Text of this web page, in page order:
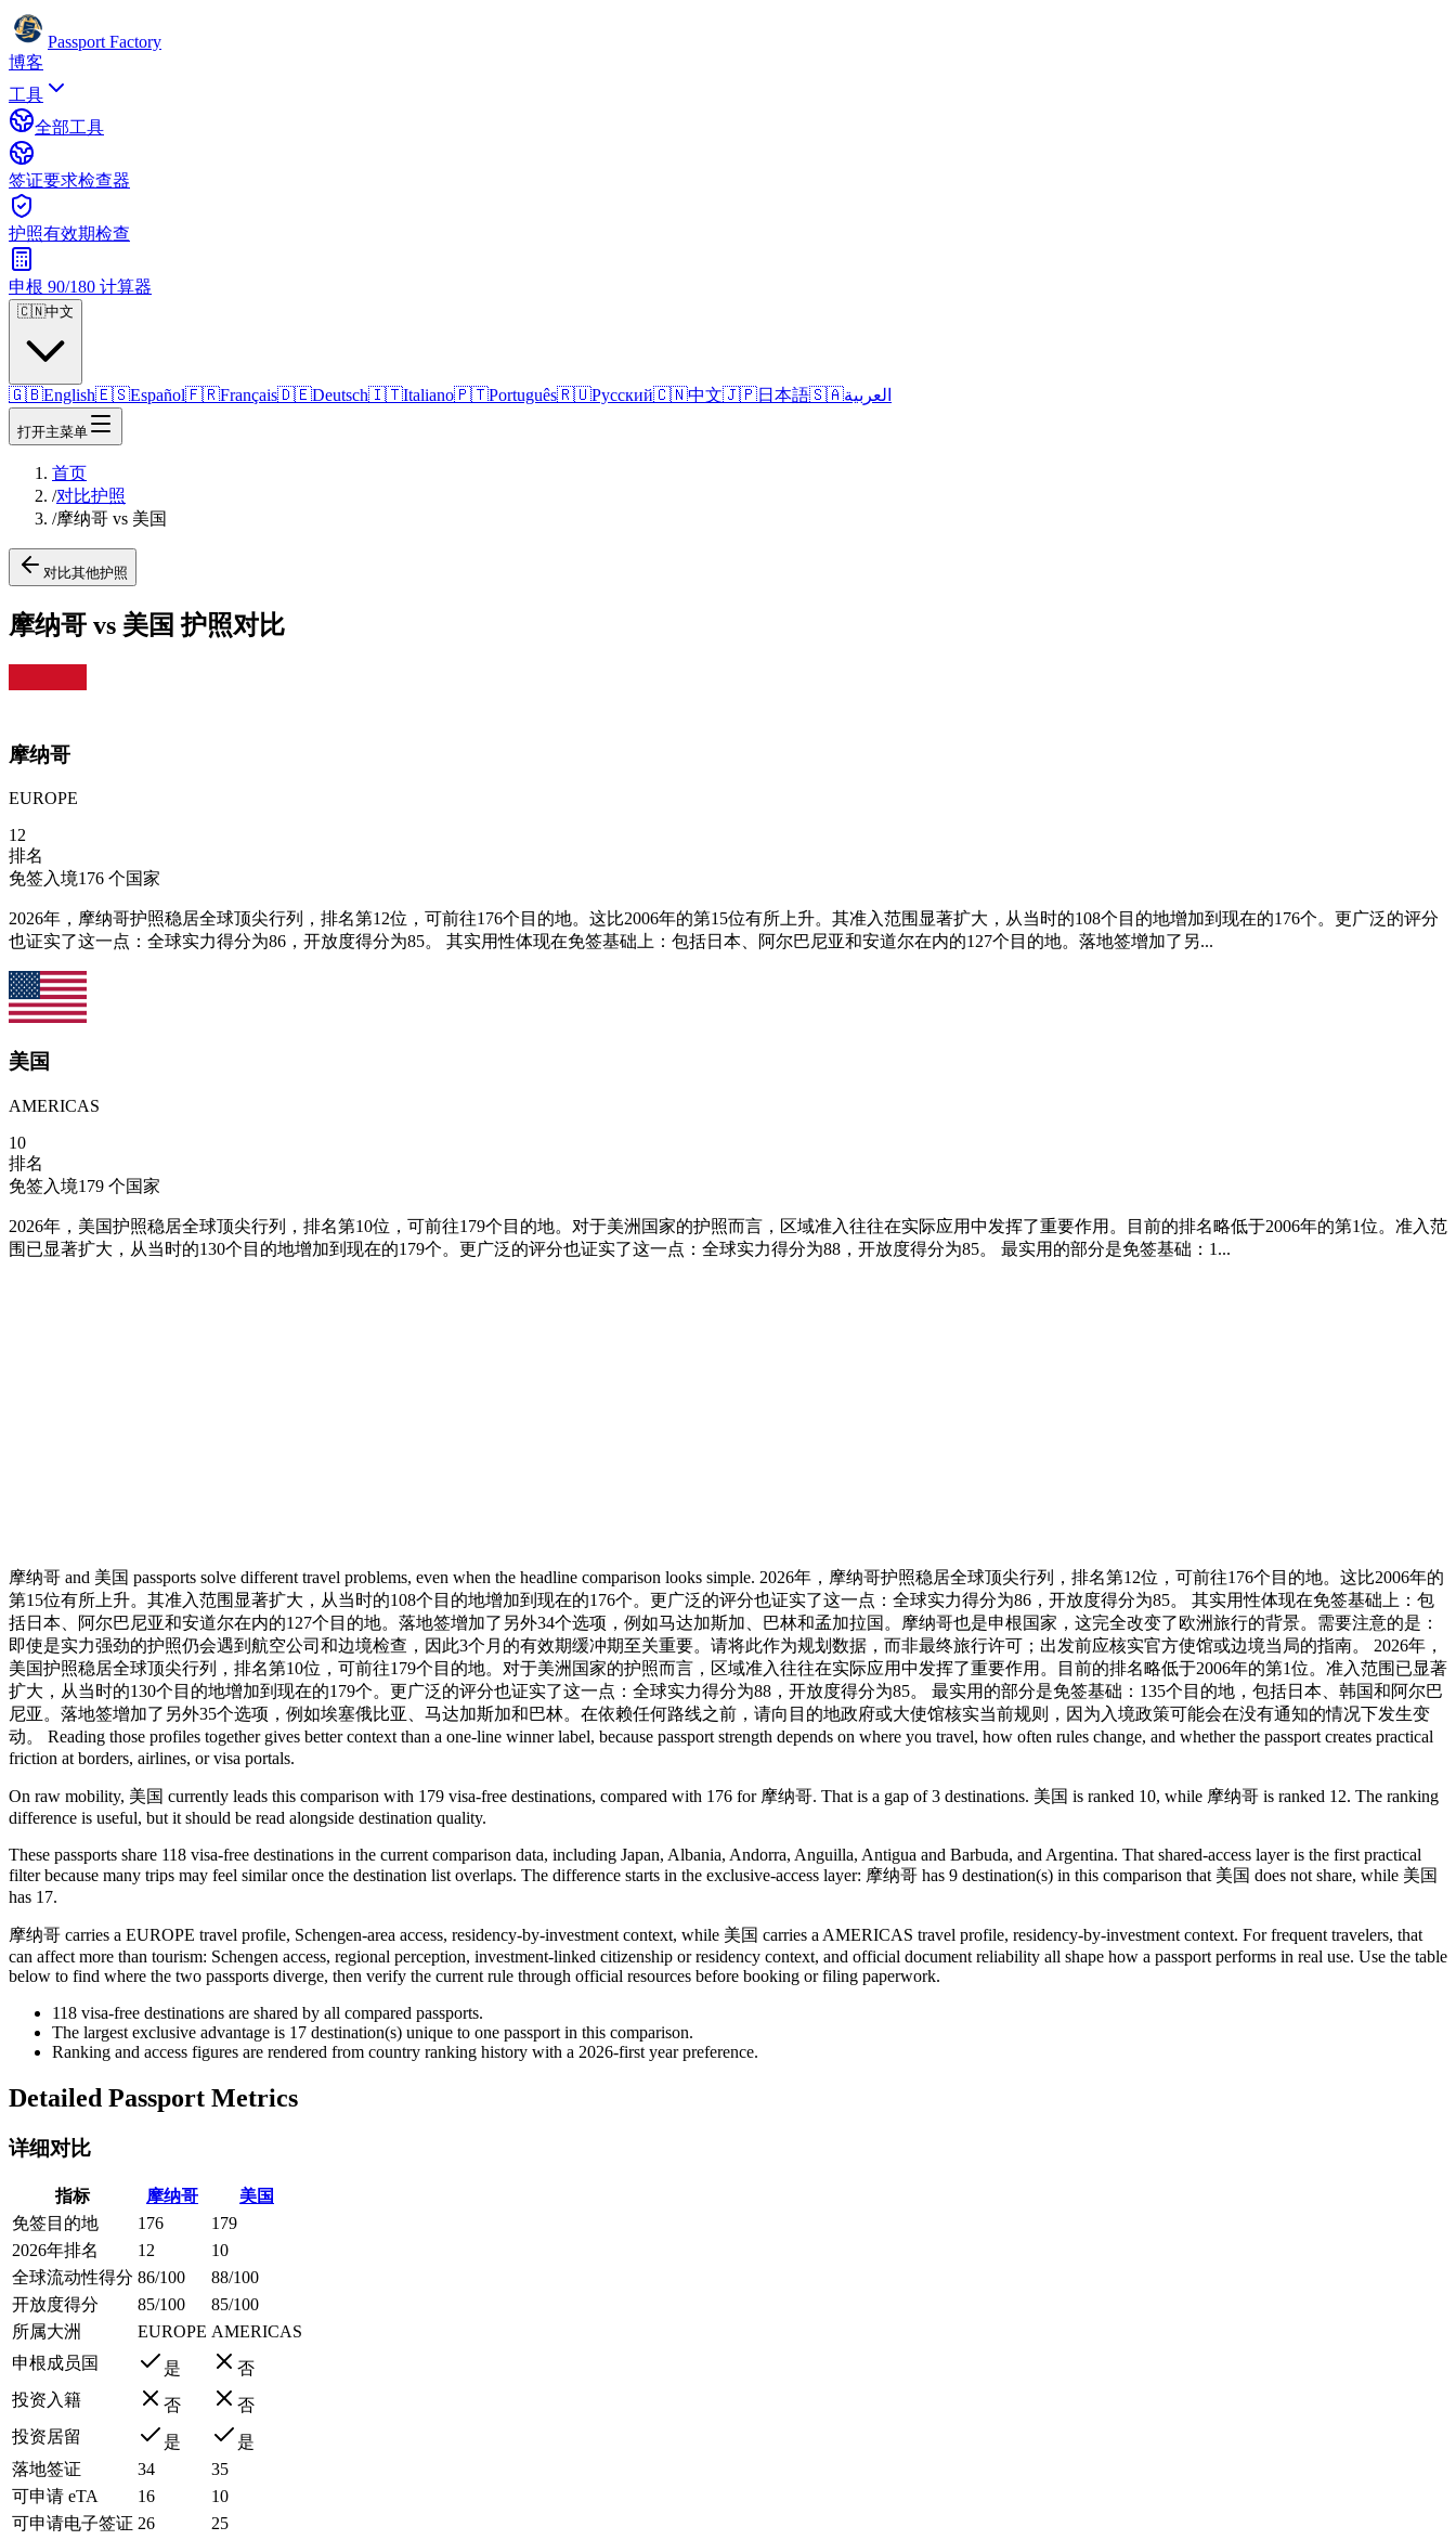
Passport Factory
博客
工具
全部工具
签证要求检查器
护照有效期检查
申根 90/180 计算器
🇨🇳中文
🇬🇧English🇪🇸Español🇫🇷Français🇩🇪Deutsch🇮🇹Italiano🇵🇹Português🇷🇺Русский🇨🇳中文🇯🇵日本語🇸🇦العربية
打开主菜单
首页
/对比护照
/摩纳哥 vs 美国
对比其他护照
摩纳哥 vs 美国 护照对比
摩纳哥
EUROPE
12
排名
免签入境176 个国家
2026年，摩纳哥护照稳居全球顶尖行列，排名第12位，可前往176个目的地。这比2006年的第15位有所上升。其准入范围显著扩大，从当时的108个目的地增加到现在的176个。更广泛的评分
也证实了这一点：全球实力得分为86，开放度得分为85。 其实用性体现在免签基础上：包括日本、阿尔巴尼亚和安道尔在内的127个目的地。落地签增加了另...
美国
AMERICAS
10
排名
免签入境179 个国家
2026年，美国护照稳居全球顶尖行列，排名第10位，可前往179个目的地。对于美洲国家的护照而言，区域准入往往在实际应用中发挥了重要作用。目前的排名略低于2006年的第1位。准入范
围已显著扩大，从当时的130个目的地增加到现在的179个。更广泛的评分也证实了这一点：全球实力得分为88，开放度得分为85。 最实用的部分是免签基础：1...
摩纳哥 and 美国 passports solve different travel problems, even when the headline comparison looks simple. 2026年，摩纳哥护照稳居全球顶尖行列，排名第12位，可前往176个目的地。这比2006年的
第15位有所上升。其准入范围显著扩大，从当时的108个目的地增加到现在的176个。更广泛的评分也证实了这一点：全球实力得分为86，开放度得分为85。 其实用性体现在免签基础上：包
括日本、阿尔巴尼亚和安道尔在内的127个目的地。落地签增加了另外34个选项，例如马达加斯加、巴林和孟加拉国。摩纳哥也是申根国家，这完全改变了欧洲旅行的背景。需要注意的是：
即使是实力强劲的护照仍会遇到航空公司和边境检查，因此3个月的有效期缓冲期至关重要。请将此作为规划数据，而非最终旅行许可；出发前应核实官方使馆或边境当局的指南。 2026年，
美国护照稳居全球顶尖行列，排名第10位，可前往179个目的地。对于美洲国家的护照而言，区域准入往往在实际应用中发挥了重要作用。目前的排名略低于2006年的第1位。准入范围已显著
扩大，从当时的130个目的地增加到现在的179个。更广泛的评分也证实了这一点：全球实力得分为88，开放度得分为85。 最实用的部分是免签基础：135个目的地，包括日本、韩国和阿尔巴
尼亚。落地签增加了另外35个选项，例如埃塞俄比亚、马达加斯加和巴林。在依赖任何路线之前，请向目的地政府或大使馆核实当前规则，因为入境政策可能会在没有通知的情况下发生变
动。 Reading those profiles together gives better context than a one-line winner label, because passport strength depends on where you travel, how often rules change, and whether the passport creates practical
friction at borders, airlines, or visa portals.
On raw mobility, 美国 currently leads this comparison with 179 visa-free destinations, compared with 176 for 摩纳哥. That is a gap of 3 destinations. 美国 is ranked 10, while 摩纳哥 is ranked 12. The ranking
difference is useful, but it should be read alongside destination quality.
These passports share 118 visa-free destinations in the current comparison data, including Japan, Albania, Andorra, Anguilla, Antigua and Barbuda, and Argentina. That shared-access layer is the first practical
filter because many trips may feel similar once the destination list overlaps. The difference starts in the exclusive-access layer: 摩纳哥 has 9 destination(s) in this comparison that 美国 does not share, while 美国
has 17.
摩纳哥 carries a EUROPE travel profile, Schengen-area access, residency-by-investment context, while 美国 carries a AMERICAS travel profile, residency-by-investment context. For frequent travelers, that
can affect more than tourism: Schengen access, regional perception, investment-linked citizenship or residency context, and official document reliability all shape how a passport performs in real use. Use the table
below to find where the two passports diverge, then verify the current rule through official resources before booking or filing paperwork.
118 visa-free destinations are shared by all compared passports.
The largest exclusive advantage is 17 destination(s) unique to one passport in this comparison.
Ranking and access figures are rendered from country ranking history with a 2026-first year preference.
Detailed Passport Metrics
详细对比
指标 摩纳哥
美国
免签目的地
176
179
2026年排名
12
10
全球流动性得分 86/100
88/100
开放度得分
85/100
85/100
所属大洲
EUROPE AMERICAS
申根成员国
是
否
投资入籍
否
否
投资居留
是
是
落地签证
34
35
可申请 eTA
16
10
可申请电子签证 26
25